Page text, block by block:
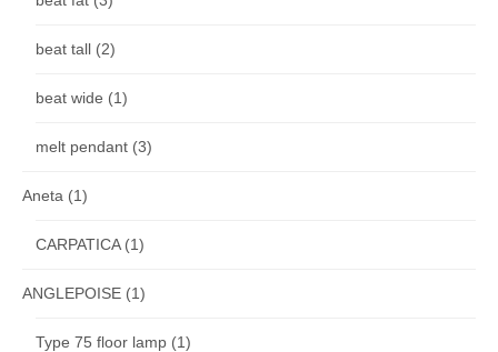
beat tall (2)
beat wide (1)
melt pendant (3)
Aneta (1)
CARPATICA(1)
ANGLEPOISE (1)
Type 75 floor lamp (1)